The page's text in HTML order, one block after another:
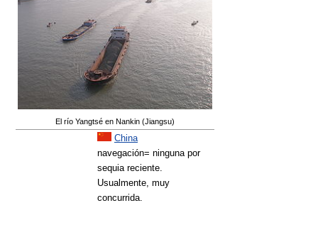
El río Yangtsé en Nankin (Jiangsu)
China
navegación= ninguna por
sequia reciente.
Usualmente, muy
concurrida.